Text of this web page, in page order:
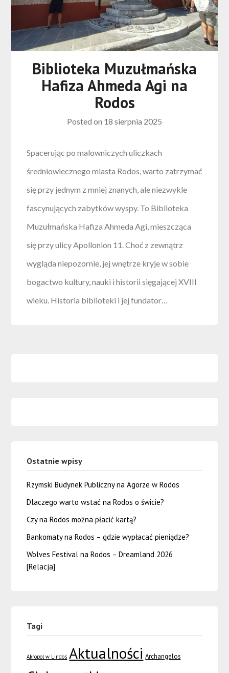
Biblioteka Muzułmańska
Hafiza Ahmeda Agi na
Rodos
Posted on 18 sierpnia 2025
Spacerując po malowniczych uliczkach
średniowiecznego miasta Rodos, warto zatrzymać
się przy jednym z mniej znanych, ale niezwykle
fascynujących zabytków wyspy. To Biblioteka
Muzułmańska Hafiza Ahmeda Agi, mieszcząca
się przy ulicy Apollonion 11. Choć z zewnątrz
wygląda niepozornie, jej wnętrze kryje w sobie
bogactwo kultury, nauki i historii sięgającej XVIII
wieku. Historia biblioteki i jej fundator…
Ostatnie wpisy
Rzymski Budynek Publiczny na Agorze w Rodos
Dlaczego warto wstać na Rodos o świcie?
Czy na Rodos można płacić kartą?
Bankomaty na Rodos – gdzie wypłacać pieniądze?
Wolves Festival na Rodos – Dreamland 2026
[Relacja]
Tagi
Akropol w Lindos Aktualności Archangelos